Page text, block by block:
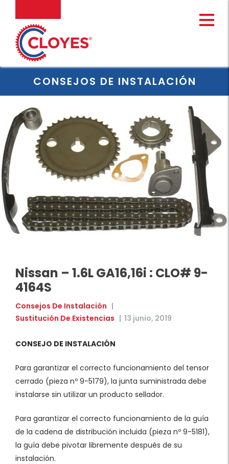
contenido
CONSEJOS DE INSTALACIÓN
Nissan – 1.6L GA16,16i : CLO# 9-
4164S
Consejos De Instalación |
Sustitución De Existencias | 13 junio, 2019
CONSEJO DE INSTALACIÓN
Para garantizar el correcto funcionamiento del tensor
cerrado (pieza nº 9-5179), la junta suministrada debe
instalarse sin utilizar un producto sellador.
Para garantizar el correcto funcionamiento de la guía
de la cadena de distribución incluida (pieza nº 9-5181),
la guía debe pivotar libremente después de su
instalación.